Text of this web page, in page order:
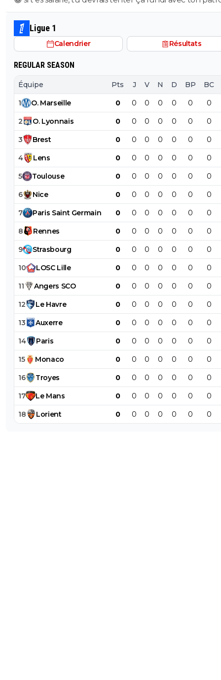
pour voir ce qu’il va te répondre
Ligue 1
Calendrier Résultats
REGULAR SEASON
Équipe Pts J V N D BP BC
1 O. Marseille 0 0 0 0 0 0 0
2 O. Lyonnais 0 0 0 0 0 0 0
3 Brest 0 0 0 0 0 0 0
4 Lens 0 0 0 0 0 0 0
5 Toulouse 0 0 0 0 0 0 0
6 Nice 0 0 0 0 0 0 0
7 Paris Saint Germain 0 0 0 0 0 0 0
8 Rennes 0 0 0 0 0 0 0
9 Strasbourg 0 0 0 0 0 0 0
10 LOSC Lille 0 0 0 0 0 0 0
11 Angers SCO 0 0 0 0 0 0 0
12 Le Havre 0 0 0 0 0 0 0
13 Auxerre 0 0 0 0 0 0 0
14 Paris 0 0 0 0 0 0 0
15 Monaco 0 0 0 0 0 0 0
16 Troyes 0 0 0 0 0 0 0
17 Le Mans 0 0 0 0 0 0 0
18 Lorient 0 0 0 0 0 0 0